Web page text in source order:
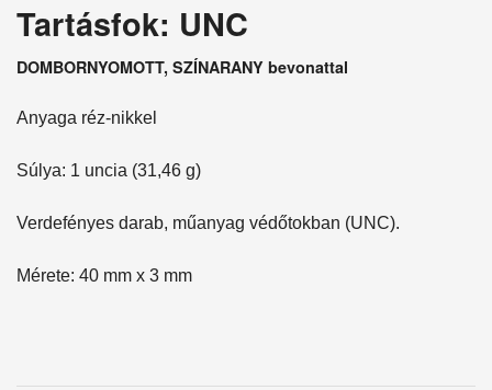
Tartásfok: UNC
DOMBORNYOMOTT, SZÍNARANY bevonattal
Anyaga réz-nikkel
Súlya: 1 uncia (31,46 g)
Verdefényes darab, műanyag védőtokban (UNC).
Mérete: 40 mm x 3 mm